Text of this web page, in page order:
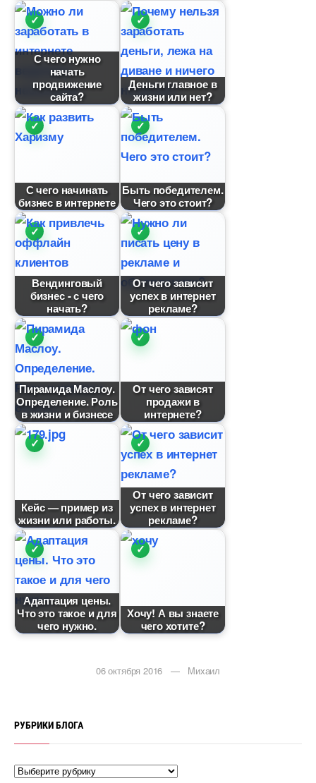
С чего нужно
начать
продвижение
сайта?
Деньги главное
жизни или нет?
С чего начинать
изнес в интернете
Быть победителем.
Чего это стоит?
ендинговый
изнес - с чего
начать?
От чего зависит
успех в интернет
рекламе?
Пирамида Маслоу.
Определение. Роль
жизни и бизнесе
От чего зависят
продажи
интернете?
Кейс — пример из
жизни или работы.
От чего зависит
успех в интернет
рекламе?
Адаптация цены.
Что это такое и для
чего нужно.
Хочу! А вы знаете
чего хотите?
06 октября 2016 — Михаил
РУБРИКИ БЛОГА